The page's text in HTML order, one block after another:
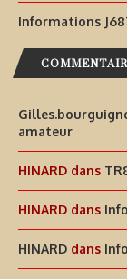
Informations
amateur
HINARD dans
HINARD dans
HINARD dans